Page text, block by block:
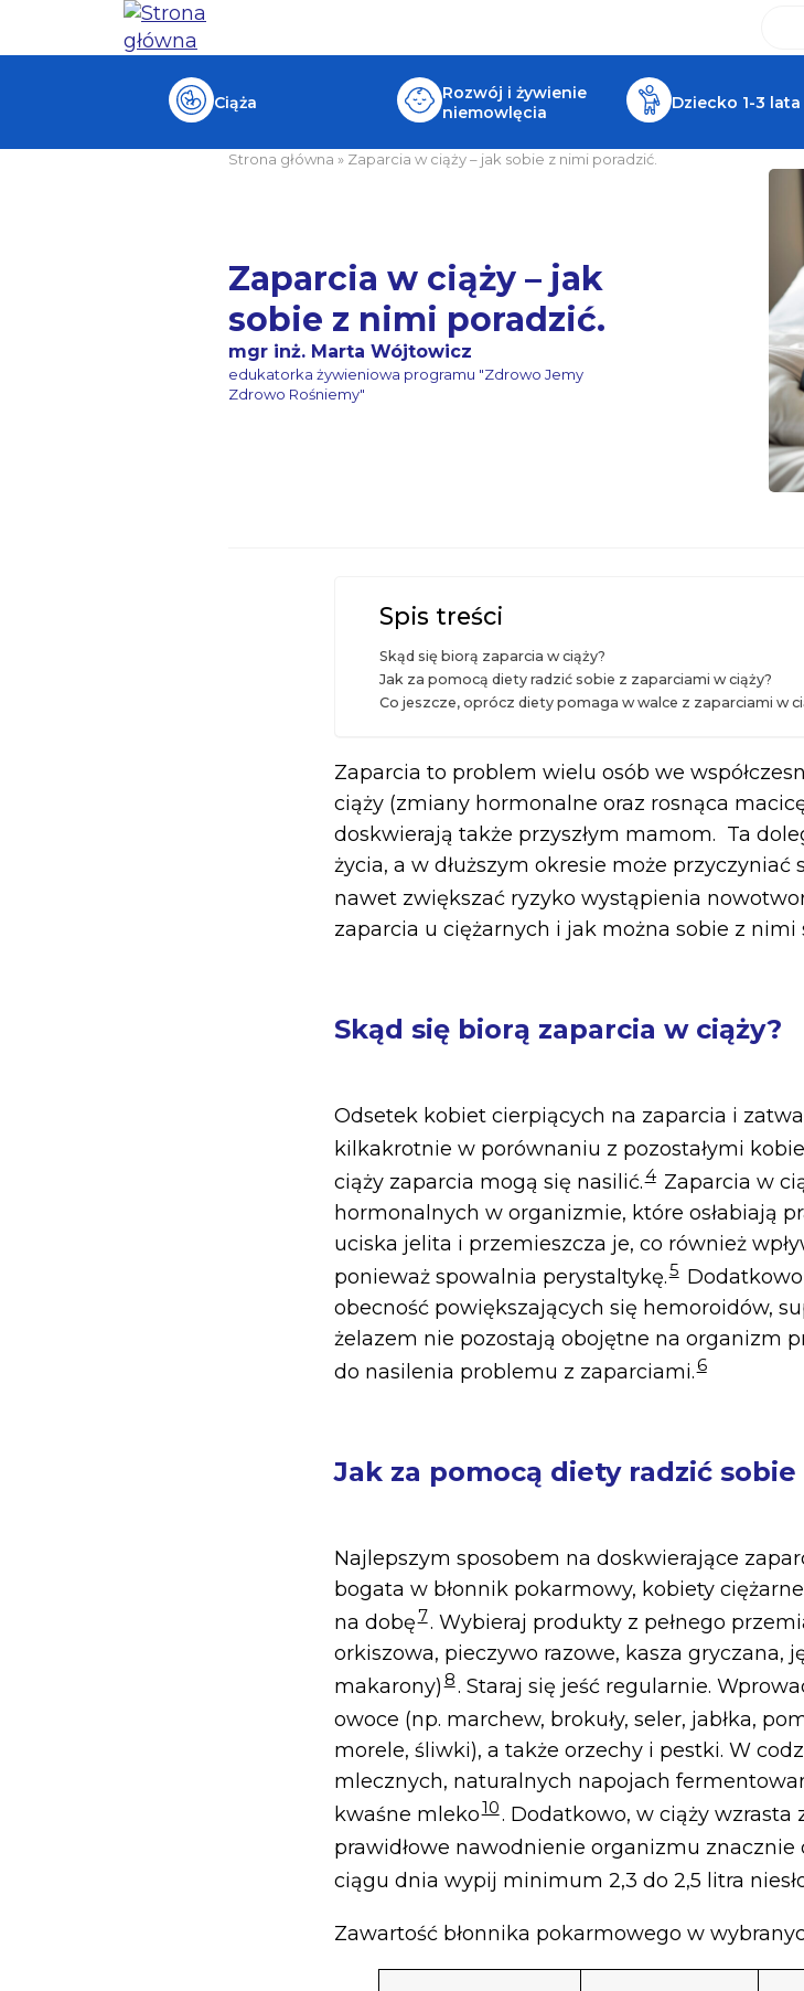
Ciąża
Rozwój i żywienie
niemowlęcia
Dziecko 1-3 lata
Strona główna » Zaparcia w ciąży – jak sobie z nimi poradzić.
Zaparcia w ciąży – jak
sobie z nimi poradzić.
mgr inż. Marta Wójtowicz
edukatorka żywieniowa programu "Zdrowo Jemy
Zdrowo Rośniemy"
Spis treści
Skąd się biorą zaparcia w ciąży?
Jak za pomocą diety radzić sobie z zaparciami w ciąży?
Co jeszcze, oprócz diety pomaga w walce z zaparciami w
Zaparcia to problem wielu osób we
ciąży (zmiany hormonalne oraz rosnąca
doskwierają także przyszłym mamom. Ta
życia, a w dłuższym okresie może
nawet zwiększać ryzyko wystąpienia
zaparcia u ciężarnych i jak można sobie z nimi
Skąd się biorą zaparcia w ciąży?
Odsetek kobiet cierpiących na zaparcia i
kilkakrotnie w porównaniu z pozostałymi
ciąży zaparcia mogą się nasilić.4 Zaparcia w
hormonalnych w organizmie, które osłabiają
uciska jelita i przemieszcza je, co również
ponieważ spowalnia perystaltykę.5
obecność powiększających się hemoroidów,
żelazem nie pozostają obojętne na organizm
do nasilenia problemu z zaparciami.6
Jak za pomocą diety radzić
Najlepszym sposobem na doskwierające
bogata w błonnik pokarmowy, kobiety
na dobę7. Wybieraj produkty z pełnego
orkiszowa, pieczywo razowe, kasza gryczana,
makarony) 8. Staraj się jeść regularnie.
owoce (np. marchew, brokuły, seler, jabłka,
morele, śliwki), a także orzechy i pestki. W
mlecznych, naturalnych napojach
kwaśne mleko10. Dodatkowo, w ciąży
prawidłowe nawodnienie organizmu znacznie
ciągu dnia wypij minimum 2,3 do 2,5 litra
Zawartość błonnika pokarmowego w